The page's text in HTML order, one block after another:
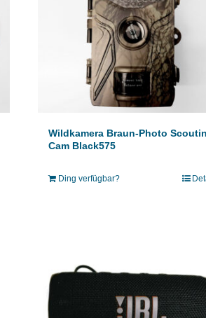
Wildkamera Braun-Photo
Cam Black575
Ding verfügbar?